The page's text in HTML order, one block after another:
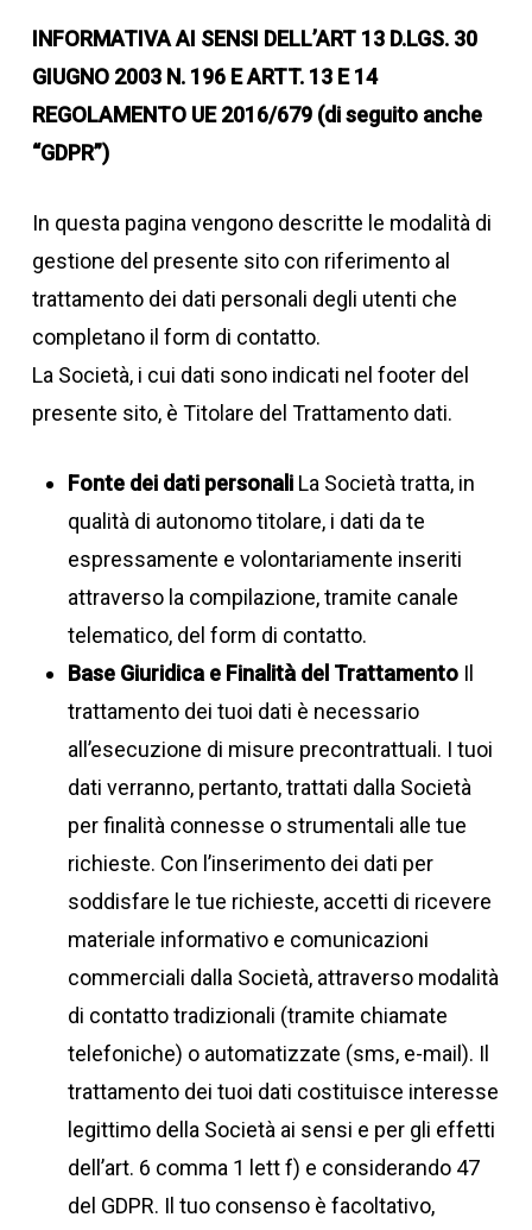
INFORMATIVA AI SENSI DELL’ART 13 D.LGS. 30
GIUGNO 2003 N. 196 E ARTT. 13 E 14
REGOLAMENTO UE 2016/679 (di seguito anche
“GDPR”)
In questa pagina vengono descritte le modalità di
gestione del presente sito con riferimento al
trattamento dei dati personali degli utenti che
completano il form di contatto.
La Società, i cui dati sono indicati nel footer del
presente sito, è Titolare del Trattamento dati.
Fonte dei dati personaliLa Società tratta, in
qualità di autonomo titolare, i dati da te
espressamente e volontariamente inseriti
attraverso la compilazione, tramite canale
telematico, del form di contatto.
Base Giuridica e Finalità del TrattamentoIl
trattamento dei tuoi dati è necessario
all’esecuzione di misure precontrattuali. I tuoi
dati verranno, pertanto, trattati dalla Società
per finalità connesse o strumentali alle tue
richieste. Con l’inserimento dei dati per
soddisfare le tue richieste, accetti di ricevere
materiale informativo e comunicazioni
commerciali dalla Società, attraverso modalità
di contatto tradizionali (tramite chiamate
telefoniche) o automatizzate (sms, e-mail). Il
trattamento dei tuoi dati costituisce interesse
legittimo della Società ai sensi e per gli effetti
dell’art. 6 comma 1 lett f) e considerando 47
del GDPR. Il tuo consenso è facoltativo,